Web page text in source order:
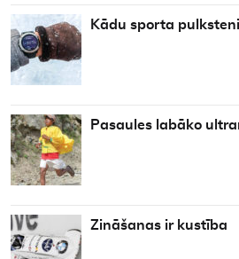
Kādu sporta
Pasaules labāko
Zināšanas ir kustība